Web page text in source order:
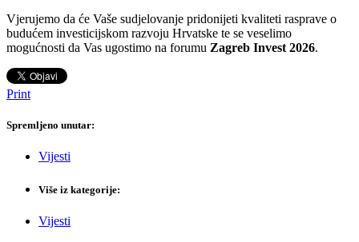
Vjerujemo da će Vaše sudjelovanje pridonijeti kvaliteti rasprave o
budućem investicijskom razvoju Hrvatske te se veselimo
mogućnosti da Vas ugostimo na forumu Zagreb Invest 2026.
Print
Spremljeno unutar:
Vijesti
Više iz kategorije:
Vijesti